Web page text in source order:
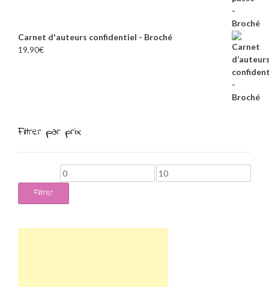
Carnet d'auteurs confidentiel - Broché
19,90€
Filtrer par prix
Prix
Prix
Filtrer